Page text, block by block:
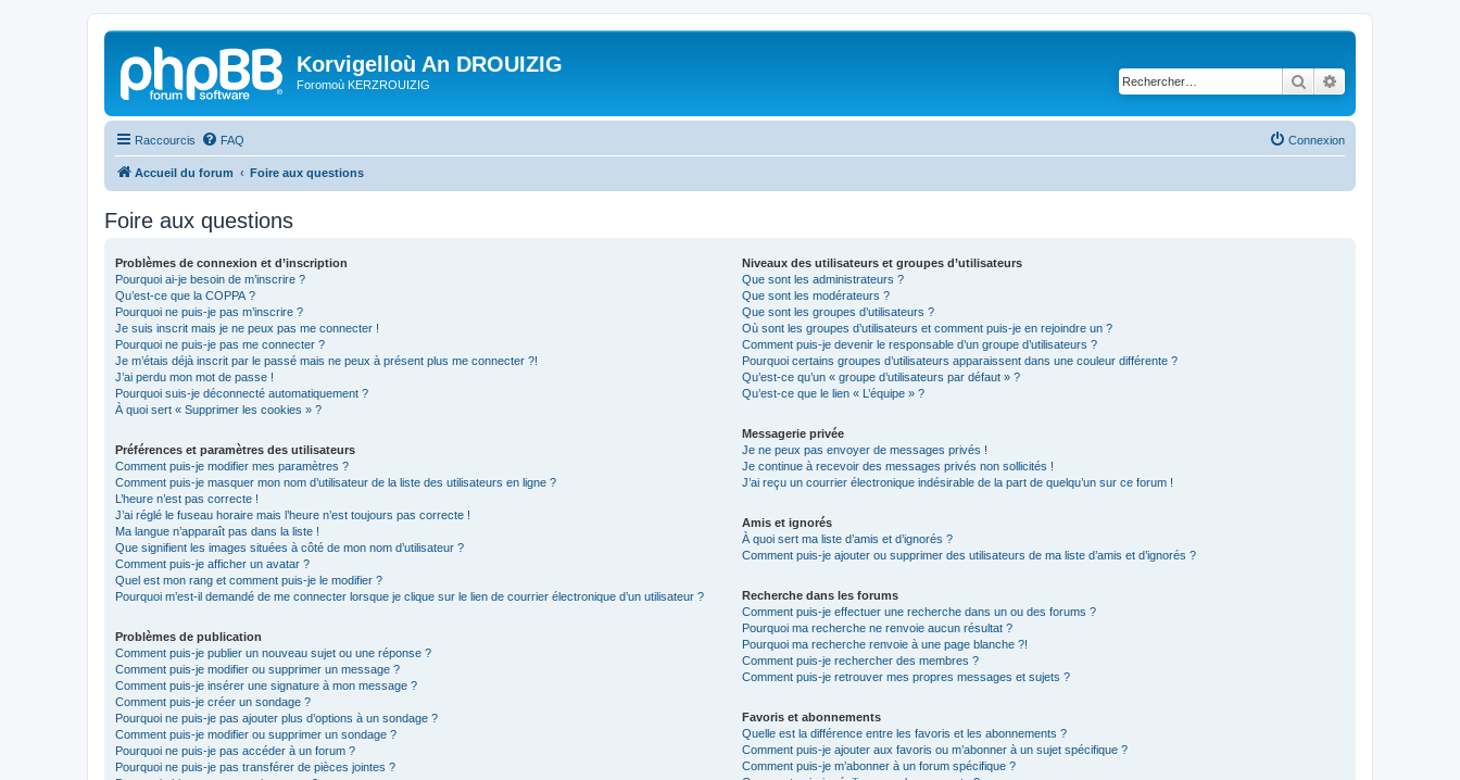
Korvigelloù An DROUIZIG
Foromoù KERZROUIZIG Rechercher
Raccourcis FAQ Connexion
Accueil du forum Foire aux questions
Foire aux questions
Problèmes de connexion et d’inscription
Pourquoi ai-je besoin de m’inscrire ?
Qu’est-ce que la COPPA ?
Pourquoi ne puis-je pas m’inscrire ?
Je suis inscrit mais je ne peux pas me connecter !
Pourquoi ne puis-je pas me connecter ?
Je m’étais déjà inscrit par le passé mais ne peux à présent plus me connecter ?!
J’ai perdu mon mot de passe !
Pourquoi suis-je déconnecté automatiquement ?
À quoi sert « Supprimer les cookies » ?
Préférences et paramètres des utilisateurs
Comment puis-je modifier mes paramètres ?
Comment puis-je masquer mon nom d’utilisateur de la liste des utilisateurs en ligne ?
L’heure n’est pas correcte !
J’ai réglé le fuseau horaire mais l’heure n’est toujours pas correcte !
Ma langue n’apparaît pas dans la liste !
Que signifient les images situées à côté de mon nom d’utilisateur ?
Comment puis-je afficher un avatar ?
Quel est mon rang et comment puis-je le modifier ?
Pourquoi m’est-il demandé de me connecter lorsque je clique sur le lien de courrier électronique d’un utilisateur ?
Problèmes de publication
Comment puis-je publier un nouveau sujet ou une réponse ?
Comment puis-je modifier ou supprimer un message ?
Comment puis-je insérer une signature à mon message ?
Comment puis-je créer un sondage ?
Pourquoi ne puis-je pas ajouter plus d’options à un sondage ?
Comment puis-je modifier ou supprimer un sondage ?
Pourquoi ne puis-je pas accéder à un forum ?
Pourquoi ne puis-je pas transférer de pièces jointes ?
Niveaux des utilisateurs et groupes d’utilisateurs
Que sont les administrateurs ?
Que sont les modérateurs ?
Que sont les groupes d’utilisateurs ?
Où sont les groupes d’utilisateurs et comment puis-je en rejoindre un ?
Comment puis-je devenir le responsable d’un groupe d’utilisateurs ?
Pourquoi certains groupes d’utilisateurs apparaissent dans une couleur différente ?
Qu’est-ce qu’un « groupe d’utilisateurs par défaut » ?
Qu’est-ce que le lien « L’équipe » ?
Messagerie privée
Je ne peux pas envoyer de messages privés !
Je continue à recevoir des messages privés non sollicités !
J’ai reçu un courrier électronique indésirable de la part de quelqu’un sur ce forum !
Amis et ignorés
À quoi sert ma liste d’amis et d’ignorés ?
Comment puis-je ajouter ou supprimer des utilisateurs de ma liste d’amis et d’ignorés ?
Recherche dans les forums
Comment puis-je effectuer une recherche dans un ou des forums ?
Pourquoi ma recherche ne renvoie aucun résultat ?
Pourquoi ma recherche renvoie à une page blanche ?!
Comment puis-je rechercher des membres ?
Comment puis-je retrouver mes propres messages et sujets ?
Favoris et abonnements
Quelle est la différence entre les favoris et les abonnements ?
Comment puis-je ajouter aux favoris ou m’abonner à un sujet spécifique ?
Comment puis-je m’abonner à un forum spécifique ?